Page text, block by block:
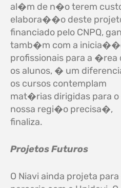
al�m de n�o terem
elabora��o deste
financiado pelo CNPQ,
tamb�m com a
profissionais para a �rea
os alunos, � um
os cursos contemplam
mat�rias dirigidas para o
nossa regi�o precisa�,
finaliza.
Projetos Futuros
O Niavi ainda projeta